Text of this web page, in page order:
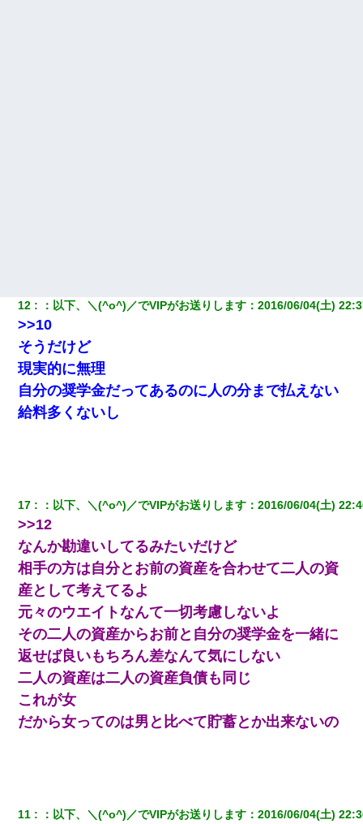
し…)うちの子ではないので迎えに行きません」→息子を名乗って
た人物の正体が判明するも・・・
9月に付き合い始めたけどこの、この人と結婚はないわと判断して
別れた。その元彼が交通事故で重体になっているらしく…
22歳の頃、父に36歳の男性とお見合いをしてくれと頼まれた。父
の親会社の経営者の息子さんだったので、父も喜んで私の写真を
くもう堕胎できない月なんだと母から連絡がきた…｜生活｜ワロ
タあんてな
婚活パーティーでよく会う美女がいた。こんな完璧な容姿を持っ
てしても結婚て難しいんだなぁ…と思ってた
【GJ!】会社から帰宅中、広い駐車場にエンジンかけっ放しの車を
発見。しかも「ヒィ～」みたいな声も聞こえてきたので気になっ
て近寄ったら女の子がおっさんの下敷きになってた
12 ： 以下、＼(^o^)／でVIPがお送りします ：2016/06/04(土)
>>10
そうだけど
現実的に無理
自分の奨学金だってあるのに人の分まで払えない
給料多くないし
17 ： 以下、＼(^o^)／でVIPがお送りします ：2016/06/04(土)
>>12
なんか勘違いしてるみたいだけど
相手の方は自分とお前の資産を合わせて二人の資
産として考えてるよ
元々のウエイトなんて一切考慮しないよ
その二人の資産からお前と自分の奨学金を一緒に
返せば良いもちろん差なんて気にしない
二人の資産は二人の資産負債も同じ
これが女
だから女ってのは男と比べて貯蓄とか出来ないの
11 ： 以下、＼(^o^)／でVIPがお送りします ：2016/06/04(土)